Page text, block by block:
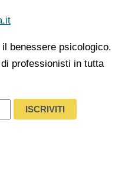
benessere psicologico.
professionisti in tutta
ISCRIVITI